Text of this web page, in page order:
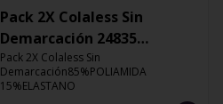
Pack 2X Colaless Sin
Demarcación 24835
Cobalto-M
Pack 2X Colaless Sin
Demarcación85%POLIAMIDA
15%ELASTANO